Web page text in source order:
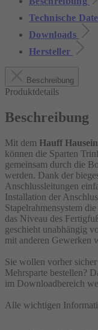
Technische
Downloads
Hersteller
Beschreibung
Produktdetails
Beschreibung
Mit dem Hauff
können die Sparten
gemeinsam durch die
werden. Dank der
Anschlussleitungen
Installation der
Stapelrahmensystem
das Niveau des
geschieht unabhängig
mit anderen Gewerken
Sie wollen vorher
Mehrsparte bestellen?
im Downloadbereich
Alle wichtigen